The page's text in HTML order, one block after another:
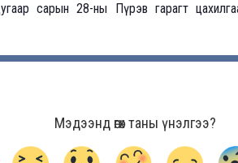
сарын 28-ны Пүрэв гарагт
Мэдээнд өгөх таны үнэлгээ?